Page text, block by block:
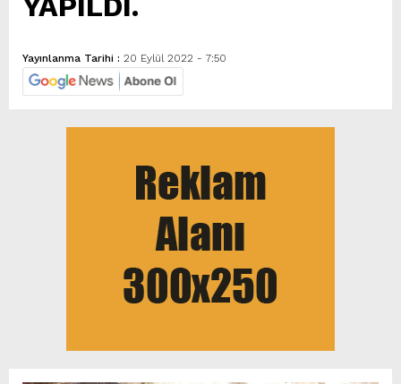
Yayınlanma Tarihi : 20 Eylül 2022 - 7:50